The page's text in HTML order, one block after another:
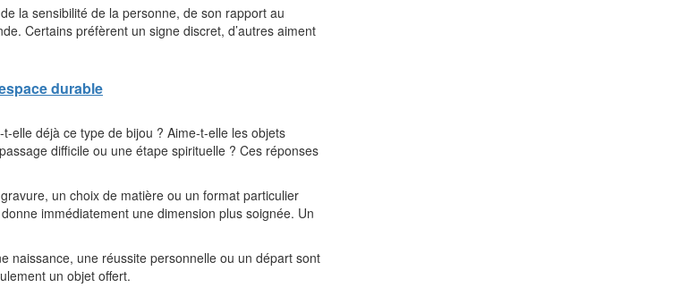
la sensibilité de la personne, de son rapport au
Certains préfèrent un signe discret, d’autres aiment
durable
elle déjà ce type de bijou ? Aime-t-elle les objets
difficile ou une étape spirituelle ? Ces réponses
un choix de matière ou un format particulier
immédiatement une dimension plus soignée. Un
naissance, une réussite personnelle ou un départ sont
un objet offert.